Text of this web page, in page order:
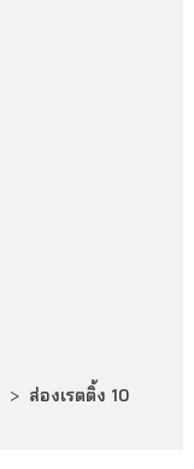
> ส่องเรตติ้ง 10